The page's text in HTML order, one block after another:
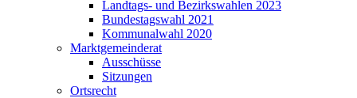
Landtags- und Bezirkswahlen 2023
Bundestagswahl 2021
Kommunalwahl 2020
Marktgemeinderat
Ausschüsse
Sitzungen
Ortsrecht